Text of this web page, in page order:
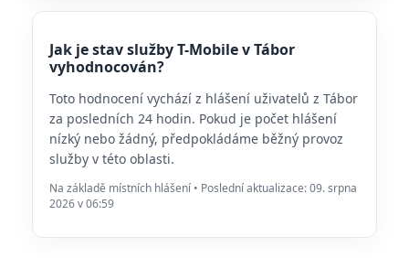
Jak je stav služby T-Mobile v Tábor
vyhodnocován?
Toto hodnocení vychází z hlášení uživatelů z Tábor
za posledních 24 hodin. Pokud je počet hlášení
nízký nebo žádný, předpokládáme běžný provoz
služby v této oblasti.
Na základě místních hlášení • Poslední aktualizace: 09. srpna
2026 v 06:59